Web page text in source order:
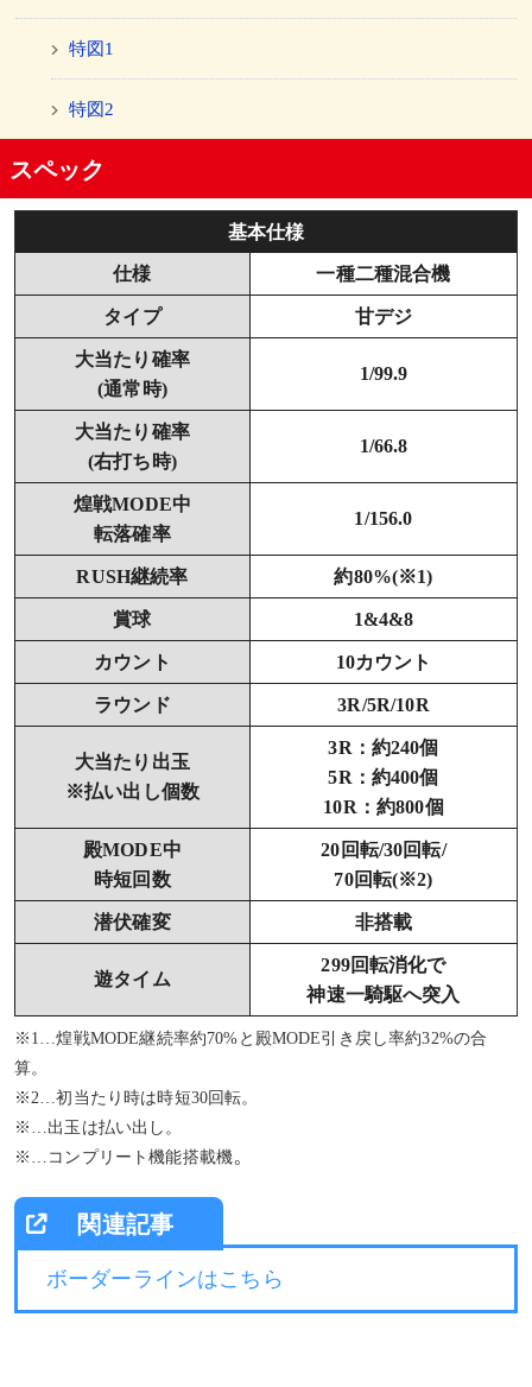
特図1
特図2
スペック
基本仕様
仕様 一種二種混合機
タイプ 甘デジ
大当たり確率
(通常時)
1/99.9
大当たり確率
(右打ち時)
1/66.8
煌戦MODE中
転落確率
1/156.0
RUSH継続率 約80%(※1)
賞球 1&4&8
カウント 10カウント
ラウンド 3R/5R/10R
大当たり出玉
※払い出し個数
3R：約240個
5R：約400個
10R：約800個
殿MODE中
時短回数
20回転/30回転/
70回転(※2)
潜伏確変 非搭載
遊タイム
299回転消化で
神速一騎駆へ突入
※1…煌戦MODE継続率約70%と殿MODE引き戻し率約32%の合
算。
※2…初当たり時は時短30回転。
※…出玉は払い出し。
※…コンプリート機能搭載機。
ボーダーラインはこちら